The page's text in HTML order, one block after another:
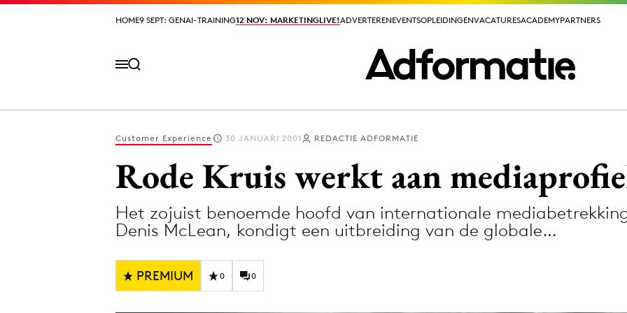
HOME9 SEPT: GENAI-TRAINING12 NOV: MARKETINGLIVE!ADVERTERENEVENTSOPLEIDINGENVACATURESACADEMYPARTNERS
HOME9 SEPT: GENAI-TRAINING12 NOV: MARKETINGLIVE!ADVERTERENEVENTSOPLEIDINGENVACATURESACADEMYPARTNERS
Digital transformation
Diversiteit
Customer Experience 30 JANUARI 2001 REDACTIE ADFORMATIE
Rode Kruis werkt aan
Het zojuist benoemde hoofd van internationale
Denis McLean, kondigt een uitbreiding van de globale…
PREMIUM 0 0